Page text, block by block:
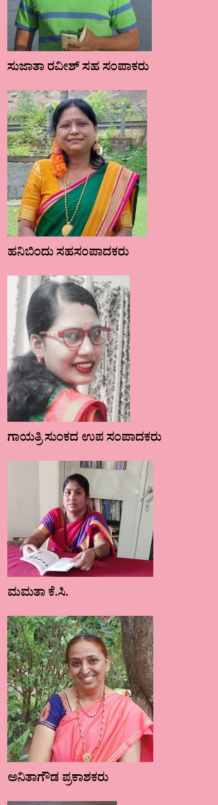
ಸುಜಾತಾ ರವೀಶ್ ಸಹ ಸಂಪಾಕರು
ಹನಿಬಿಂದು ಸಹಸಂಪಾದಕರು
ಗಾಯತ್ರಿ ಸುಂಕದ ಉಪ ಸಂಪಾದಕರು
ಮಮತಾ ಕೆ.ಸಿ.
ಅನಿತಾಗೌಡ ಪ್ರಕಾಶಕರು